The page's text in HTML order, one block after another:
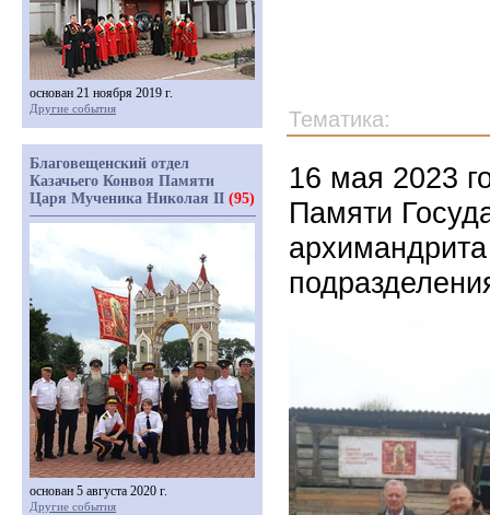
Тематика:
16 мая 2023
Памяти
основан 21 ноября 2019 г.
Другие события
Благовещенский отдел
Казачьего Конвоя Памяти
Царя Мученика Николая II (95)
основан 5 августа 2020 г.
Другие события